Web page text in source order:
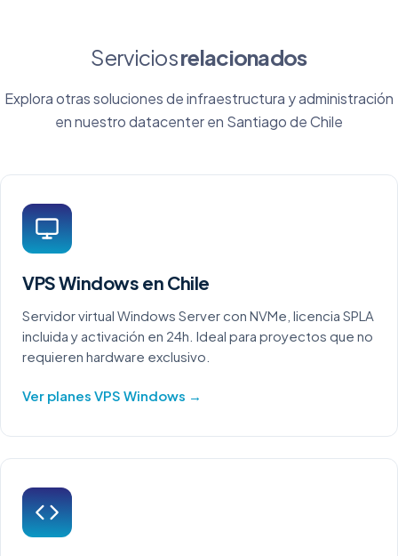
Serviciosrelacionados
Explora otras soluciones de infraestructura y administración
en nuestro datacenter en Santiago de Chile
VPS Windows en Chile
Servidor virtual Windows Server con NVMe, licencia SPLA
incluida y activación en 24h. Ideal para proyectos que no
requieren hardware exclusivo.
Ver planes VPS Windows →